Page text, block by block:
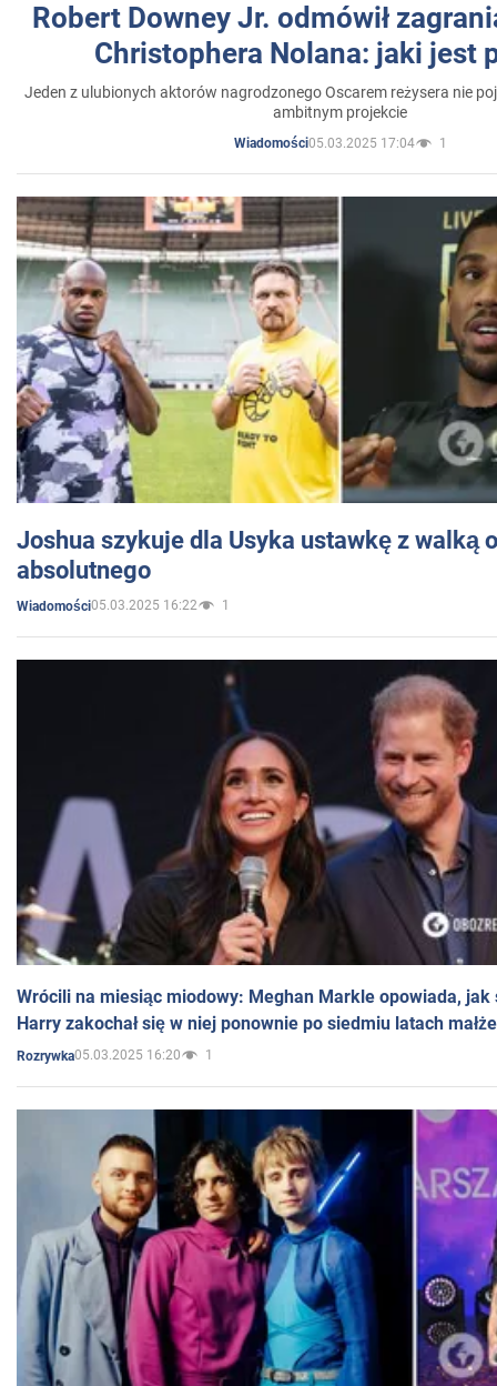
Robert Downey Jr. odmówił
Christophera Nolana: jaki jest
Jeden z ulubionych aktorów nagrodzonego Oscarem reżysera nie
ambitnym projekcie
Wiadomości05.03.2025 17:04 1
Joshua szykuje dla Usyka ustawkę z walką
absolutnego
Wiadomości05.03.2025 16:22 1
Wrócili na miesiąc miodowy: Meghan Markle opowiada, jak
Harry zakochał się w niej ponownie po siedmiu latach
Rozrywka05.03.2025 16:20 1